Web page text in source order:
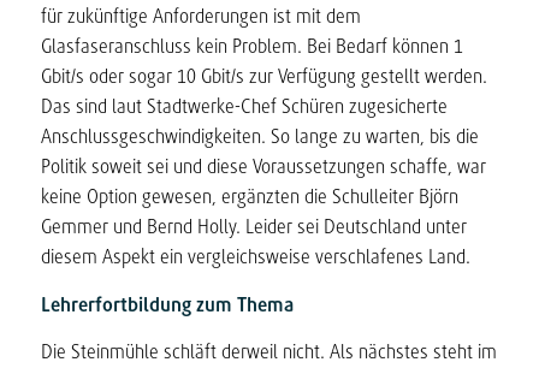
für zukünftige Anforderungen ist mit dem
Glasfaseranschluss kein Problem. Bei Bedarf können 1
Gbit/s oder sogar 10 Gbit/s zur Verfügung gestellt werden.
Das sind laut Stadtwerke-Chef Schüren zugesicherte
Anschlussgeschwindigkeiten. So lange zu warten, bis die
Politik soweit sei und diese Voraussetzungen schaffe, war
keine Option gewesen, ergänzten die Schulleiter Björn
Gemmer und Bernd Holly. Leider sei Deutschland unter
diesem Aspekt ein vergleichsweise verschlafenes Land.
Lehrerfortbildung zum Thema
Die Steinmühle schläft derweil nicht. Als nächstes steht im